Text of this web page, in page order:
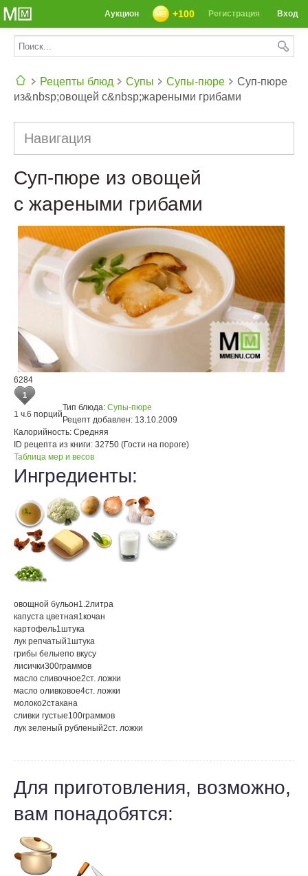
Вход
Регистрация
+100
Аукцион
Рецепты блюд Супы Супы-пюре
Суп-пюре
из&nbsp;овощей с&nbsp;жареными грибами
Навигация
Суп-пюре из овощей
с жареными грибами
6284
1
1 ч.6 порций
Тип блюда: Супы-пюре
Рецепт добавлен: 13.10.2009
Калорийность: Средняя
ID рецепта из книги: 32750 (Гости на пороге)
Таблица мер и весов
Ингредиенты:
овощной бульон1.2литра
капуста цветная1кочан
картофель1штука
лук репчатый1штука
грибы белыепо вкусу
лисички300граммов
масло сливочное2ст. ложки
масло оливковое4ст. ложки
молоко2стакана
сливки густые100граммов
лук зеленый рубленый2ст. ложки
Для приготовления, возможно,
вам понадобятся: